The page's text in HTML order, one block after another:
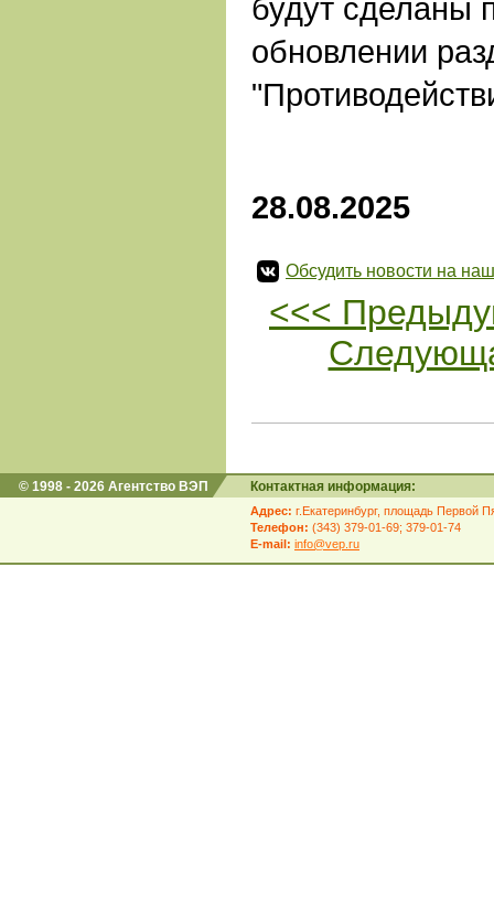
будут сделаны
обновлении
28.08.2025
Обсудить новости на
<<<
© 1998 - 2026 Агентство ВЭП Контактная информация:
Адрес: г.Екатеринбург, площадь Первой
Телефон: (343) 379-01-69; 379-01-74
E-mail: info@vep.ru